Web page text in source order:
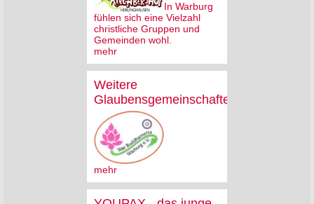
In Warburg
fühlen sich eine Vielzahl
christliche Gruppen und
Gemeinden wohl.
mehr
Weitere
Glaubensgemeinschaften
mehr